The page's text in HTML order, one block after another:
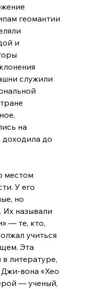
геомантии
и
служили
на
доходила до
местом
У его
но
Их называли
— те, кто,
учиться
Эта
литературе,
вона «Хео
— ученый,